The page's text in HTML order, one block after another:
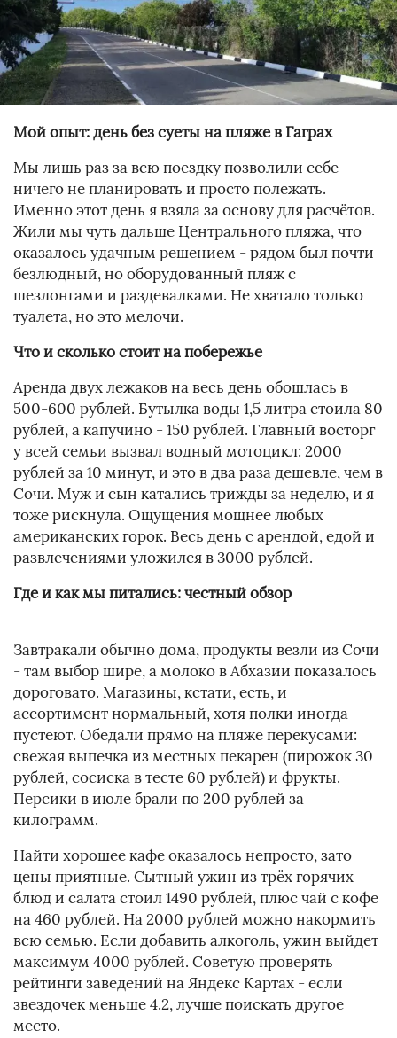
Мой опыт: день без суеты на пляже в Гаграх
Мы лишь раз за всю поездку позволили себе
ничего не планировать и просто полежать.
Именно этот день я взяла за основу для расчётов.
Жили мы чуть дальше Центрального пляжа, что
оказалось удачным решением - рядом был почти
безлюдный, но оборудованный пляж с
шезлонгами и раздевалками. Не хватало только
туалета, но это мелочи.
Что и сколько стоит на побережье
Аренда двух лежаков на весь день обошлась в
500-600 рублей. Бутылка воды 1,5 литра стоила 80
рублей, а капучино - 150 рублей. Главный восторг
у всей семьи вызвал водный мотоцикл: 2000
рублей за 10 минут, и это в два раза дешевле, чем в
Сочи. Муж и сын катались трижды за неделю, и я
тоже рискнула. Ощущения мощнее любых
американских горок. Весь день с арендой, едой и
развлечениями уложился в 3000 рублей.
Где и как мы питались: честный обзор
Завтракали обычно дома, продукты везли из Сочи
- там выбор шире, а молоко в Абхазии показалось
дороговато. Магазины, кстати, есть, и
ассортимент нормальный, хотя полки иногда
пустеют. Обедали прямо на пляже перекусами:
свежая выпечка из местных пекарен (пирожок 30
рублей, сосиска в тесте 60 рублей) и фрукты.
Персики в июле брали по 200 рублей за
килограмм.
Найти хорошее кафе оказалось непросто, зато
цены приятные. Сытный ужин из трёх горячих
блюд и салата стоил 1490 рублей, плюс чай с кофе
на 460 рублей. На 2000 рублей можно накормить
всю семью. Если добавить алкоголь, ужин выйдет
максимум 4000 рублей. Советую проверять
рейтинги заведений на Яндекс Картах - если
звездочек меньше 4.2, лучше поискать другое
место.